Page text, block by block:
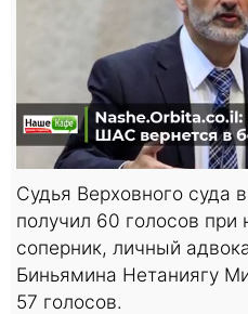
Судья Верховного суда
получил 60 голосов при
соперник, личный
Биньямина Нетаниягу
57 голосов.